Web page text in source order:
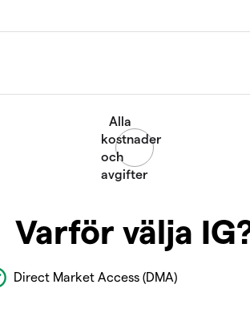
Varför välja
Direct Market Access (DMA)